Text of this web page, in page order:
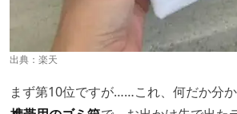
出典： 楽天
まず第10位ですが……これ、何だか分